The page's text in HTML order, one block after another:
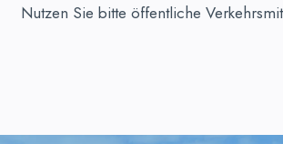
Nutzen Sie bitte öffentliche